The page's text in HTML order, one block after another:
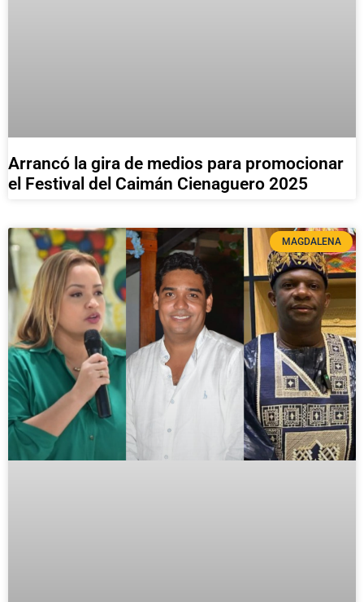
Arrancó la gira de medios para promocionar
el Festival del Caimán Cienaguero 2025
MAGDALENA